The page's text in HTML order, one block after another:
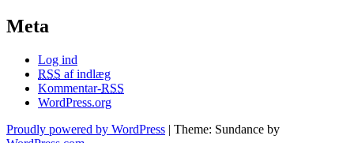
Meta
Log ind
RSS af indlæg
Kommentar-RSS
WordPress.org
Proudly powered by WordPress | Theme: Sundance by